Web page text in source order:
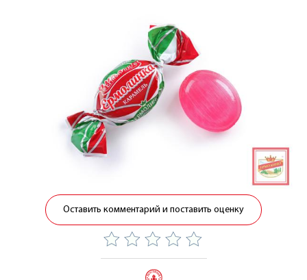
Оставить комментарий и поставить оценку